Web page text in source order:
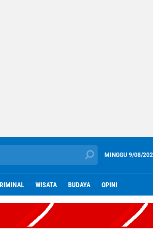
MINGGU 9/08/
WISATA BUDAYA OPINI